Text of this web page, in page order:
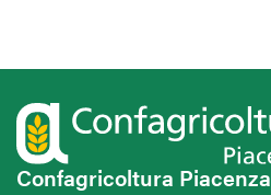
Confagricoltura Piacenza